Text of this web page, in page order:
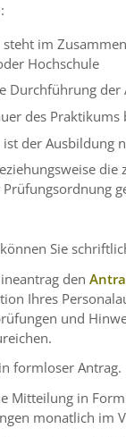
im
Hochschule
Durchführung
des
der Ausbildung
Sie
den
Ihres
und
formloser Antrag.
Mitteilung in
monatlich im